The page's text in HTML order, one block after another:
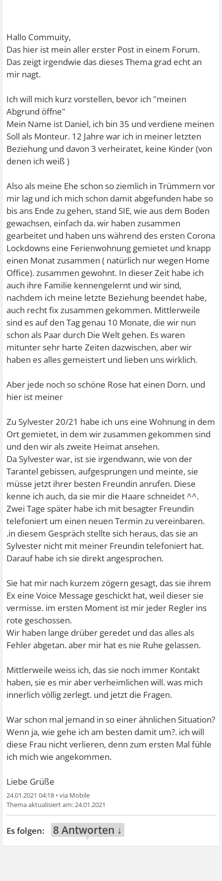
Hallo Commuity,
Das hier ist mein aller erster Post in einem Forum.
Das zeigt irgendwie das dieses Thema grad echt an
mir nagt.
Ich will mich kurz vorstellen, bevor ich "meinen
Abgrund öffne"
Mein Name ist Daniel, ich bin 35 und verdiene meinen
Soll als Monteur. 12 Jahre war ich in meiner letzten
Beziehung und davon 3 verheiratet, keine Kinder (von
denen ich weiß )
Also als meine Ehe schon so ziemlich in Trümmern vor
mir lag und ich mich schon damit abgefunden habe so
bis ans Ende zu gehen, stand SIE, wie aus dem Boden
gewachsen, einfach da. wir haben zusammen
gearbeitet und haben uns während des ersten Corona
Lockdowns eine Ferienwohnung gemietet und knapp
einen Monat zusammen ( natürlich nur wegen Home
Office). zusammen gewohnt. In dieser Zeit habe ich
auch ihre Familie kennengelernt und wir sind,
nachdem ich meine letzte Beziehung beendet habe,
auch recht fix zusammen gekommen. Mittlerweile
sind es auf den Tag genau 10 Monate, die wir nun
schon als Paar durch Die Welt gehen. Es waren
mitunter sehr harte Zeiten dazwischen, aber wir
haben es alles gemeistert und lieben uns wirklich.
Aber jede noch so schöne Rose hat einen Dorn. und
hier ist meiner
Zu Sylvester 20/21 habe ich uns eine Wohnung in dem
Ort gemietet, in dem wir zusammen gekommen sind
und den wir als zweite Heimat ansehen.
Da Sylvester war, ist sie irgendwann, wie von der
Tarantel gebissen, aufgesprungen und meinte, sie
müsse jetzt ihrer besten Freundin anrufen. Diese
kenne ich auch, da sie mir die Haare schneidet ^^.
Zwei Tage später habe ich mit besagter Freundin
telefoniert um einen neuen Termin zu vereinbaren.
.in diesem Gespräch stellte sich heraus, das sie an
Sylvester nicht mit meiner Freundin telefoniert hat.
Darauf habe ich sie direkt angesprochen.
Sie hat mir nach kurzem zögern gesagt, das sie ihrem
Ex eine Voice Message geschickt hat, weil dieser sie
vermisse. im ersten Moment ist mir jeder Regler ins
rote geschossen.
Wir haben lange drüber geredet und das alles als
Fehler abgetan. aber mir hat es nie Ruhe gelassen.
Mittlerweile weiss ich, das sie noch immer Kontakt
haben, sie es mir aber verheimlichen will. was mich
innerlich völlig zerlegt. und jetzt die Fragen.
War schon mal jemand in so einer ähnlichen Situation?
Wenn ja, wie gehe ich am besten damit um?. ich will
diese Frau nicht verlieren, denn zum ersten Mal fühle
ich mich wie angekommen.
Liebe Grüße
24.01.2021 04:18 •
24.01.2021
8 Antworten ↓